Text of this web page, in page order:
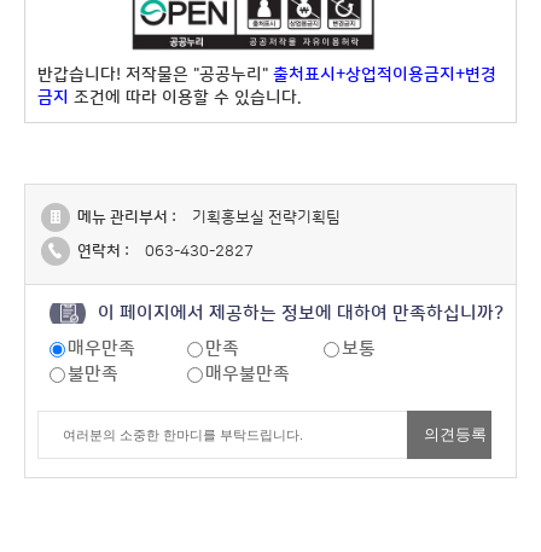
반갑습니다! 저작물은 "공공누리" 출처표시+상업적이용금지+변경
금지 조건에 따라 이용할 수 있습니다.
메뉴 관리부서 :
기획홍보실 전략기획팀
연락처 :
063-430-2827
이 페이지에서 제공하는 정보에 대하여 만족하십니까?
매우만족
만족
보통
불만족
매우불만족